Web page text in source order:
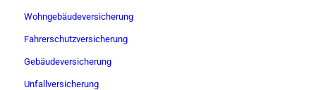
Wohngebäudeversicherung
Fahrerschutzversicherung
Gebäudeversicherung
Unfallversicherung